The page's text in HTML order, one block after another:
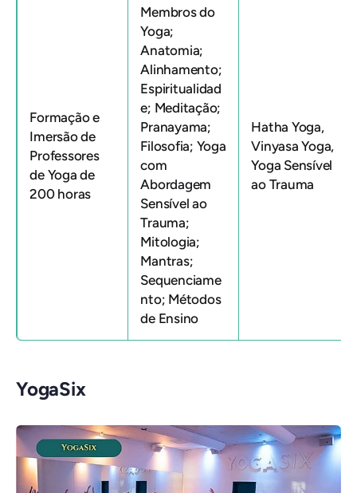
Formação e
Imersão de
Professores
de Yoga de
200 horas
Membros do
Yoga;
Anatomia;
Alinhamento;
Espiritualidad
e; Meditação;
Pranayama;
Filosofia; Yoga
com
Abordagem
Sensível ao
Trauma;
Mitologia;
Mantras;
Sequenciame
nto; Métodos
de Ensino
Hatha Yoga,
Vinyasa Yoga,
Yoga Sensível
ao Trauma
YogaSix